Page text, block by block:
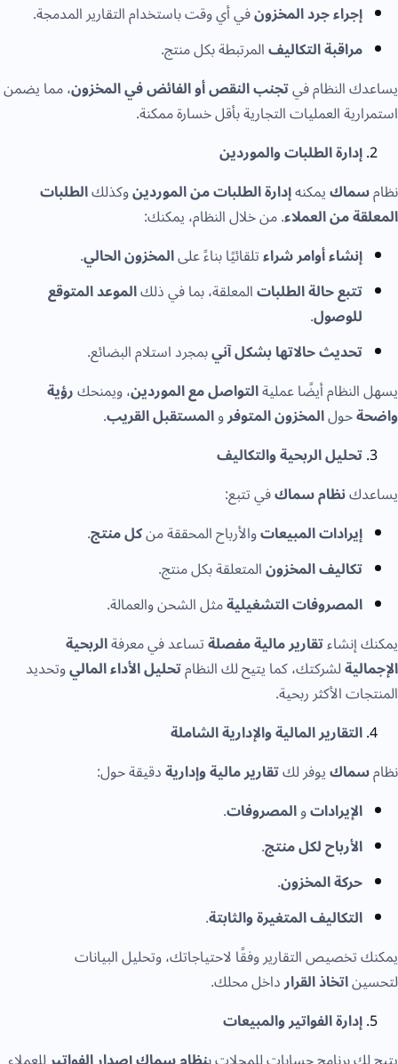
إجراء جرد المخزونفي أي وقت باستخدام التقارير المدمجة.
مراقبة التكاليفالمرتبطة بكل منتج.
يساعدك النظام فيتجنب النقص أو الفائض في المخزون، مما يضمن
استمرارية العمليات التجارية بأقل خسارة ممكنة.
إدارة الطلبات والموردين
نظامسماكيمكنهإدارة الطلبات من الموردينوكذلكالطلبات
المعلقة من العملاء. من خلال النظام، يمكنك:
إنشاء أوامر شراءتلقائيًا بناءً علىالمخزون الحالي.
تتبع حالة الطلباتالمعلقة، بما في ذلكالموعد المتوقع
للوصول.
تحديث حالاتها بشكل آنيبمجرد استلام البضائع.
يسهل النظام أيضًا عمليةالتواصل مع الموردين، ويمنحكرؤية
واضحةحولالمخزون المتوفروالمستقبل القريب.
تحليل الربحية والتكاليف
يساعدكنظام سماكفي تتبع:
إيرادات المبيعاتوالأرباح المحققة منكل منتج.
تكاليف المخزونالمتعلقة بكل منتج.
المصروفات التشغيليةمثل الشحن والعمالة.
يمكنك إنشاءتقارير مالية مفصلةتساعد في معرفةالربحية
الإجماليةلشركتك، كما يتيح لك النظامتحليل الأداء الماليوتحديد
المنتجات الأكثر ربحية.
التقارير المالية والإدارية الشاملة
نظامسماكيوفر لكتقارير مالية وإداريةدقيقة حول:
الإيراداتوالمصروفات.
الأرباح لكل منتج.
حركة المخزون.
التكاليف المتغيرة والثابتة.
يمكنك تخصيص التقارير وفقًا لاحتياجاتك، وتحليل البيانات
لتحسيناتخاذ القرارداخل محلك.
إدارة الفواتير والمبيعات